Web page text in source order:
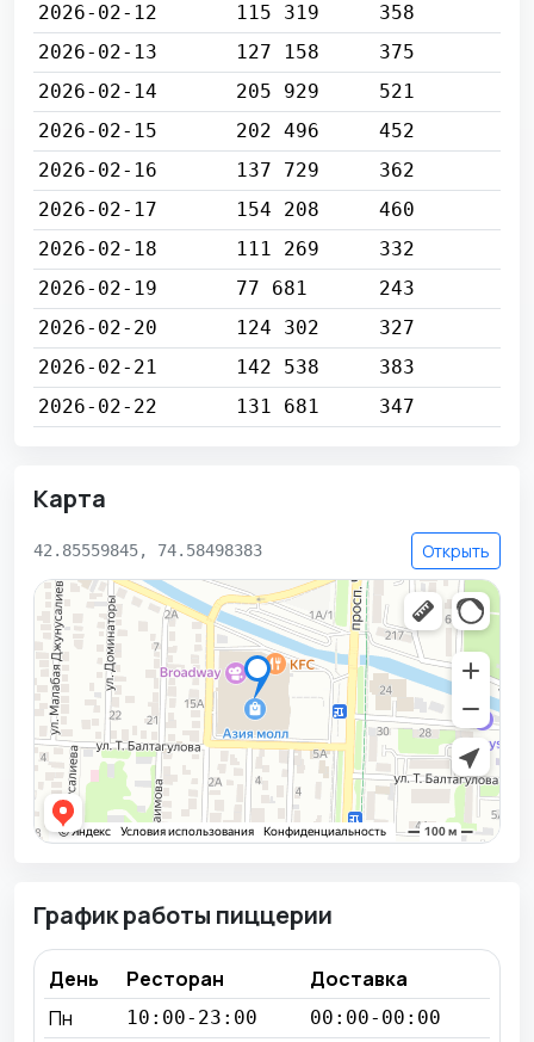
2026-02-12
115 319
358
2026-02-13
127 158
375
2026-02-14
205 929
521
2026-02-15
202 496
452
2026-02-16
137 729
362
2026-02-17
154 208
460
2026-02-18
111 269
332
2026-02-19
77 681
243
2026-02-20
124 302
327
2026-02-21
142 538
383
2026-02-22
131 681 347
Карта
42.85559845, 74.58498383 Открыть
График работы пиццерии
День Ресторан
Доставка
Пн
10:00-23:00 00:00-00:00